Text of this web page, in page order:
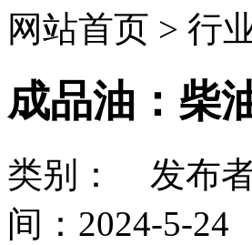
网站首页 > 行
成品油：柴
类别： 发布
间：2024-5-24